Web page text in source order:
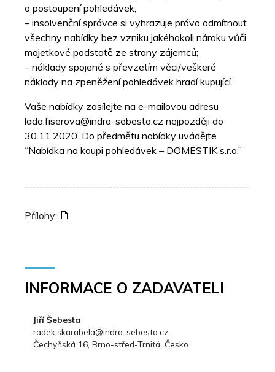
o postoupení pohledávek;
– insolvenční správce si vyhrazuje právo odmítnout
všechny nabídky bez vzniku jakéhokoli nároku vůči
majetkové podstatě ze strany zájemců;
– náklady spojené s převzetím věci/veškeré
náklady na zpeněžení pohledávek hradí kupující.
Vaše nabídky zasílejte na e-mailovou adresu
lada.fiserova@indra-sebesta.cz nejpozději do
30.11.2020. Do předmětu nabídky uvádějte
“Nabídka na koupi pohledávek – DOMESTIK s.r.o.”
Přílohy:
INFORMACE O ZADAVATELI
Jiří Šebesta
radek.skarabela@indra-sebesta.cz
Čechyňská 16, Brno-střed-Trnitá, Česko